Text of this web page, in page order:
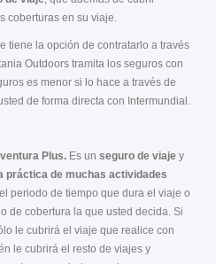
coberturas en su viaje.
tiene la opción de contratarlo a través
Outdoors tramita los seguros con
es menor si lo hace a través de
de forma directa con Intermundial.
Plus. Es un seguro de viaje y
práctica de muchas actividades
periodo de tiempo que dura el viaje o
de cobertura la que usted decida. Si
le cubrirá el viaje que realice con
le cubrirá el resto de viajes y